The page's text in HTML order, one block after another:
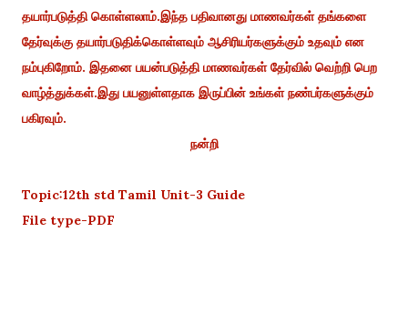
தயார்படுத்தி கொள்ளலாம்.இந்த பதிவானது மாணவர்கள் தங்களை
தேர்வுக்கு தயார்படுதிக்கொள்ளவும் ஆசிரியர்களுக்கும் உதவும் என
நம்புகிறோம். இதனை பயன்படுத்தி மாணவர்கள் தேர்வில் வெற்றி பெற
வாழ்த்துக்கள்.இது பயனுள்ளதாக இருப்பின் உங்கள் நண்பர்களுக்கும்
பகிரவும்.
நன்றி
Topic:12th std Tamil Unit-3 Guide
File type-PDF